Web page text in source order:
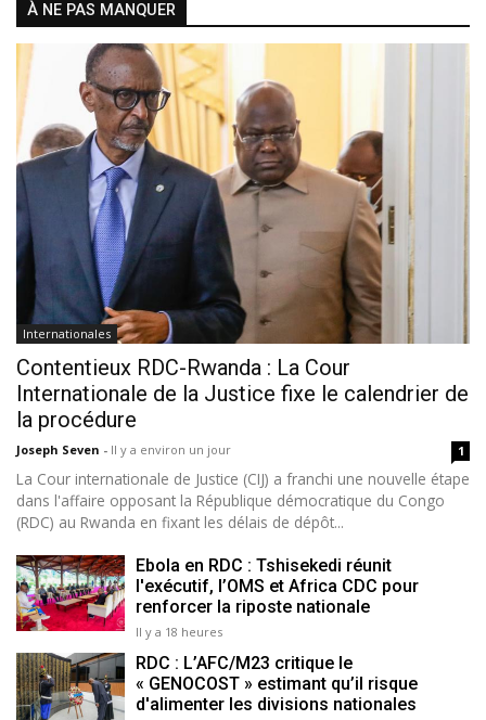
À NE PAS MANQUER
Internationales
Contentieux RDC-Rwanda : La Cour
Internationale de la Justice fixe le calendrier de
la procédure
Joseph Seven - Il y a environ un jour 1
La Cour internationale de Justice (CIJ) a franchi une nouvelle étape
dans l'affaire opposant la République démocratique du Congo
(RDC) au Rwanda en fixant les délais de dépôt...
Ebola en RDC : Tshisekedi réunit
l'exécutif, l’OMS et Africa CDC pour
renforcer la riposte nationale
Il y a 18 heures
RDC : L’AFC/M23 critique le
« GENOCOST » estimant qu’il risque
d'alimenter les divisions nationales